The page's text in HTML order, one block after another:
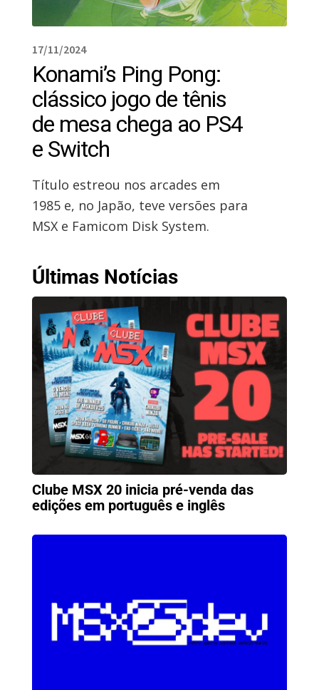
17/11/2024
Konami’s Ping Pong:
clássico jogo de tênis
de mesa chega ao PS4
e Switch
Título estreou nos arcades em
1985 e, no Japão, teve versões para
MSX e Famicom Disk System.
Últimas Notícias
Clube MSX 20 inicia pré-venda das
edições em português e inglês